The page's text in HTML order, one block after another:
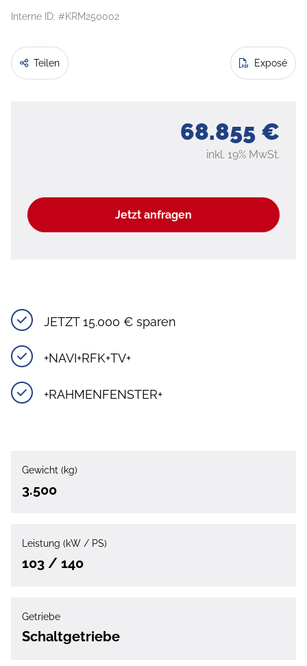
Interne ID: #KRM250002
Teilen Exposé
68.855 €
inkl. 19% MwSt.
Jetzt anfragen
JETZT 15.000 € sparen
+NAVI+RFK+TV+
+RAHMENFENSTER+
Gewicht (kg)
3.500
Leistung (kW / PS)
103 / 140
Getriebe
Schaltgetriebe